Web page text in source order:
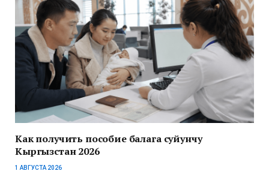
Как получить пособие балага суйунчу
Кыргызстан 2026
1 АВГУСТА 2026